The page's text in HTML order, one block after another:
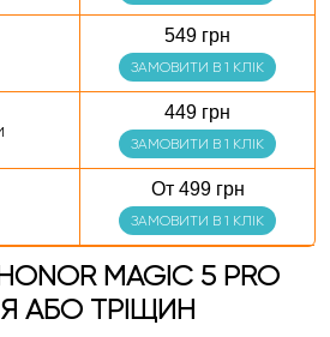
549 грн
ЗАМОВИТИ В 1 КЛІК
449 грн
ЗАМОВИТИ В 1 КЛІК
От 499 грн
ЗАМОВИТИ В 1 КЛІК
MAGIC 5 PRO
АБО ТРІЩИН